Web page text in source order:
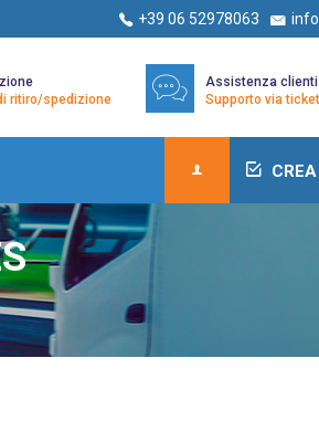
+39 06 52978063
ritiro/spedizione
Assistenza clienti
Supporto via ticket